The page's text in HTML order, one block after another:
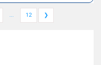
... 12 ❯